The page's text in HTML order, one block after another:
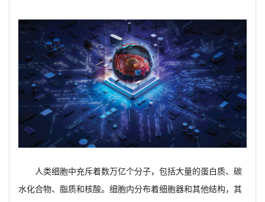
人类细胞中充斥着数万亿个分子，包括大量的蛋白质、碳
水化合物、脂质和核酸。细胞内分布着细胞器和其他结构，其